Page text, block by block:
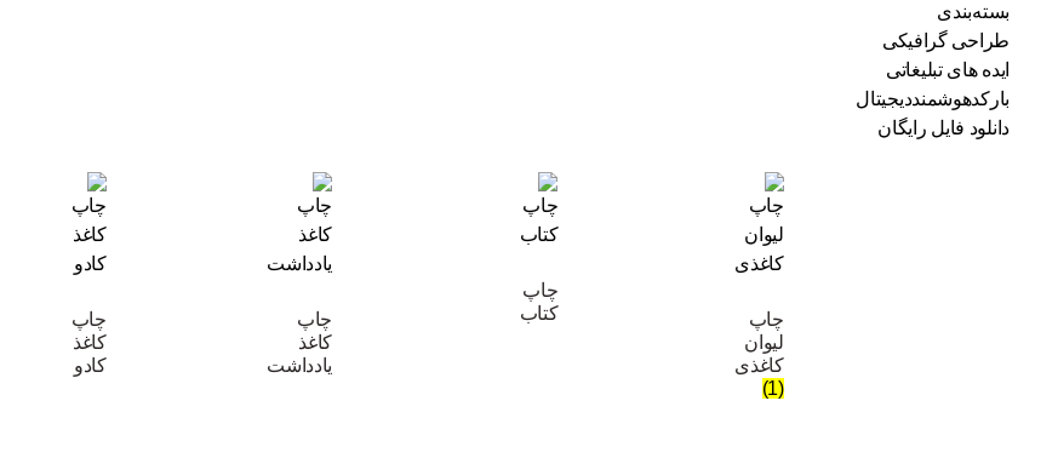
بسته‌بندی
طراحی گرافیکی
ایده های تبلیغاتی
بارکدهوشمنددیجیتال
دانلود فایل رایگان
چاپ
لیوان
کاغذی
(1)
چاپ
کتاب
چاپ
کاغذ
یادداشت
چاپ
کاغذ
کادو